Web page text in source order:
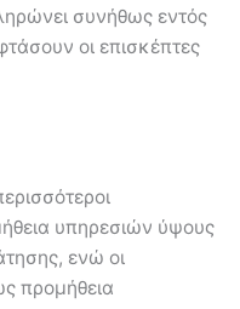
συνήθως εντός
οι επισκέπτες
υπηρεσιών ύψους
ενώ οι
προμήθεια